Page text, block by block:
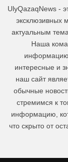
UlyQazaqNews -
эксклюзивных
актуальным
Наша
интересные и
наш сайт
обычные
стремимся к
информацию,
что скрыто от